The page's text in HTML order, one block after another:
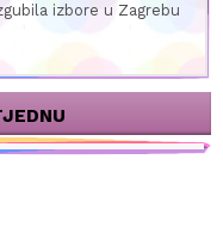
izbore u Zagrebu